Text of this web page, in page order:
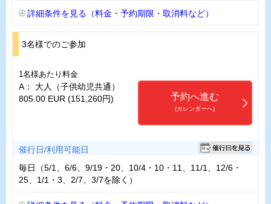
詳細条件を見る（料金・予約期限・取消料など）
3名様でのご参加
1名様あたり料金
A： 大人（子供幼児共通）
805.00 EUR (151,260円)
予約へ進む
(カレンダーへ)
催行日/利用可能日
毎日（5/1、6/6、9/19・20、10/4・10・11、11/1、12/6・
25、1/1・3、2/7、3/7を除く）